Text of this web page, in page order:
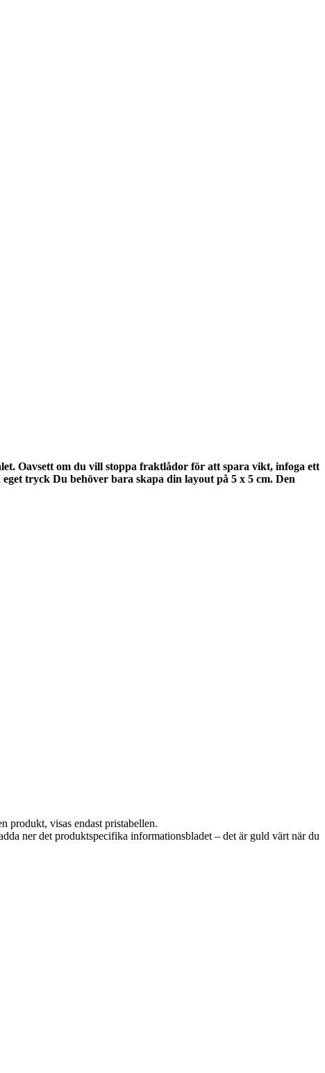
Oavsett om du vill stoppa fraktlådor för att spara vikt, infoga ett
tryck Du behöver bara skapa din layout på 5 x 5 cm. Den
produkt, visas endast pristabellen.
ner det produktspecifika informationsbladet – det är guld värt när du